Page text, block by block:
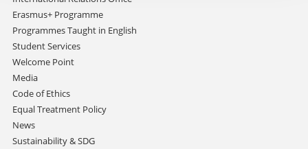
Erasmus+ Programme
Programmes Taught in English
Student Services
Welcome Point
Media
Code of Ethics
Equal Treatment Policy
News
Sustainability & SDG